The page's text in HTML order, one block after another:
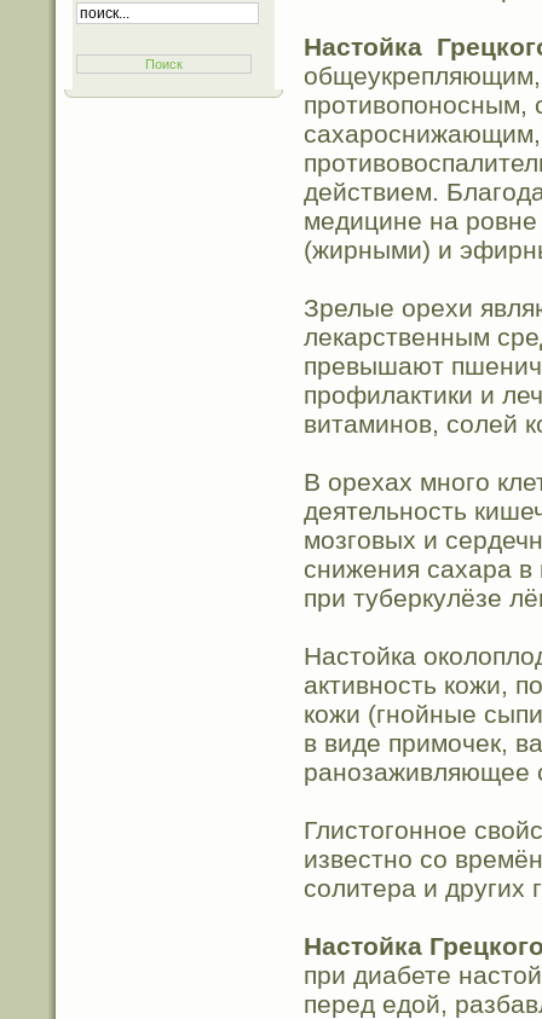
Настойка
общеукрепляющим,
противопоносным,
действием.
медицине на
(жирными) и
Зрелые орехи
лекарственным
превышают
профилактики и
витаминов, солей
В орехах много
деятельность
мозговых и
снижения сахара в
при туберкулёзе
Настойка
активность кожи,
кожи (гнойные
в виде примочек,
ранозаживляющее
Глистогонное
известно со
солитера и других
Настойка
при диабете
перед едой,